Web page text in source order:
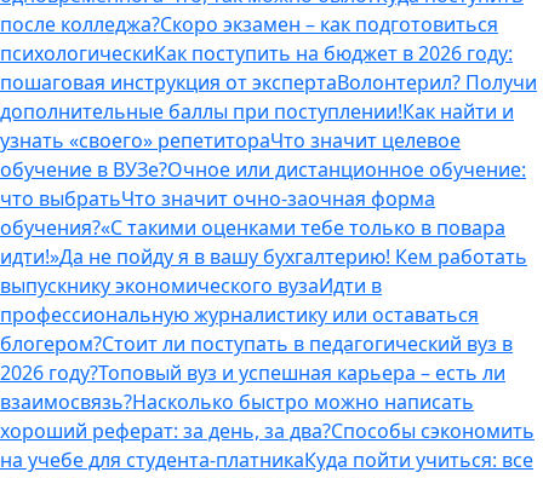
после колледжа?Скоро экзамен – как подготовиться
психологическиКак поступить на бюджет в 2026 году:
пошаговая инструкция от экспертаВолонтерил? Получи
дополнительные баллы при поступлении!Как найти и
узнать «своего» репетитораЧто значит целевое
обучение в ВУЗе?Очное или дистанционное обучение:
что выбратьЧто значит очно-заочная форма
обучения?«С такими оценками тебе только в повара
идти!»Да не пойду я в вашу бухгалтерию! Кем работать
выпускнику экономического вузаИдти в
профессиональную журналистику или оставаться
блогером?Стоит ли поступать в педагогический вуз в
2026 году?Топовый вуз и успешная карьера – есть ли
взаимосвязь?Насколько быстро можно написать
хороший реферат: за день, за два?Способы сэкономить
на учебе для студента-платникаКуда пойти учиться: все